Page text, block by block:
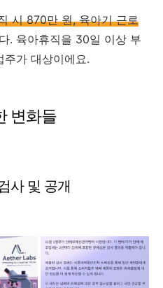
시 870만 원, 육아기 근로
. 육아휴직을 30일 이상 부
주가 대상이에요.
변화들
사 및 공개